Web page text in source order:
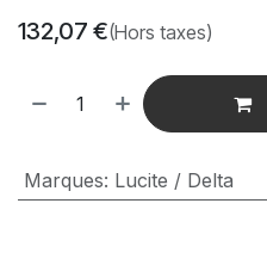
132,07 €(Hors taxes)
Marques: Lucite / Delta